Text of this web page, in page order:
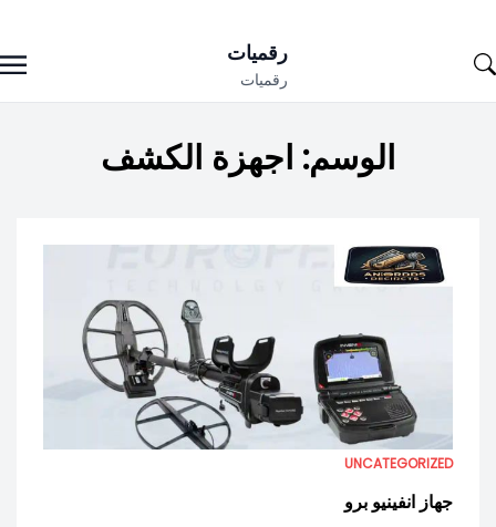
to
رقميات
رقميات
الوسم: اجهزة الكشف
UNCATEGORIZED
جهاز انفينيو برو